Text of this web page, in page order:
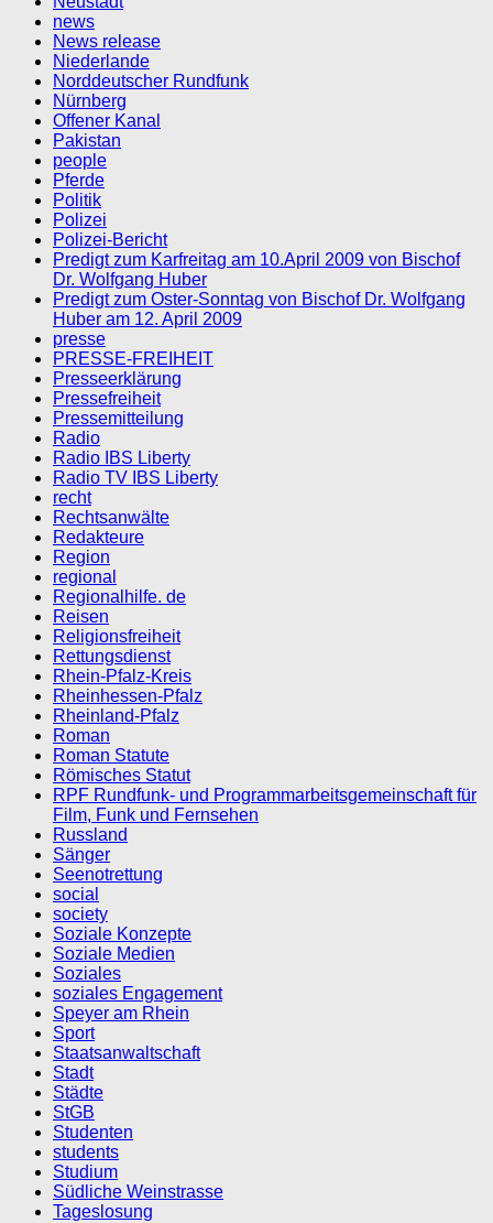
news
News release
Niederlande
Norddeutscher Rundfunk
Nürnberg
Offener Kanal
Pakistan
people
Pferde
Politik
Polizei
Polizei-Bericht
Predigt zum Karfreitag am 10.April 2009 von Bischof
Dr. Wolfgang Huber
Predigt zum Oster-Sonntag von Bischof Dr. Wolfgang
Huber am 12. April 2009
presse
PRESSE-FREIHEIT
Presseerklärung
Pressefreiheit
Pressemitteilung
Radio
Radio IBS Liberty
Radio TV IBS Liberty
recht
Rechtsanwälte
Redakteure
Region
regional
Regionalhilfe. de
Reisen
Religionsfreiheit
Rettungsdienst
Rhein-Pfalz-Kreis
Rheinhessen-Pfalz
Rheinland-Pfalz
Roman
Roman Statute
Römisches Statut
RPF Rundfunk- und Programmarbeitsgemeinschaft für
Film, Funk und Fernsehen
Russland
Sänger
Seenotrettung
social
society
Soziale Konzepte
Soziale Medien
Soziales
soziales Engagement
Speyer am Rhein
Sport
Staatsanwaltschaft
Stadt
Städte
StGB
Studenten
students
Studium
Südliche Weinstrasse
Tageslosung